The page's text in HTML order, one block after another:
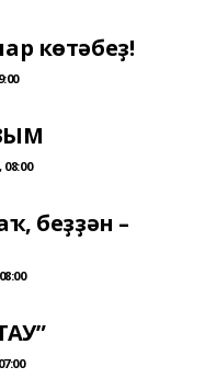
көтәбеҙ!
беҙҙән –